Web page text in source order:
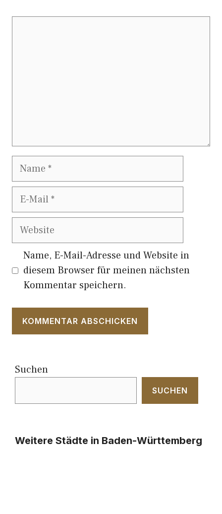
Name
E-
Website
Name, E-Mail-Adresse und Website in
diesem Browser für meinen nächsten
Kommentar speichern.
Suchen
SUCHEN
Weitere Städte in Baden-Württemberg